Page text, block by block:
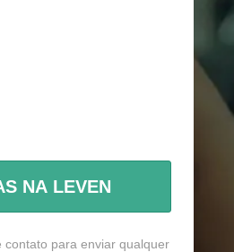
NA LEVEN
para enviar qualquer